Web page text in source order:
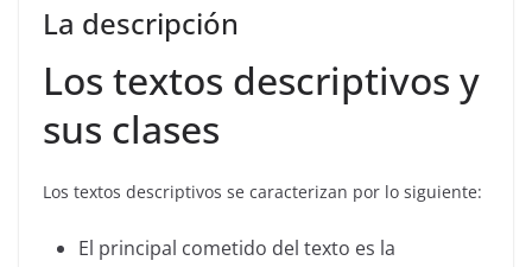
La descripción
Los textos descriptivos y
sus clases
Los textos descriptivos se caracterizan por lo siguiente:
El principal cometido del texto es la